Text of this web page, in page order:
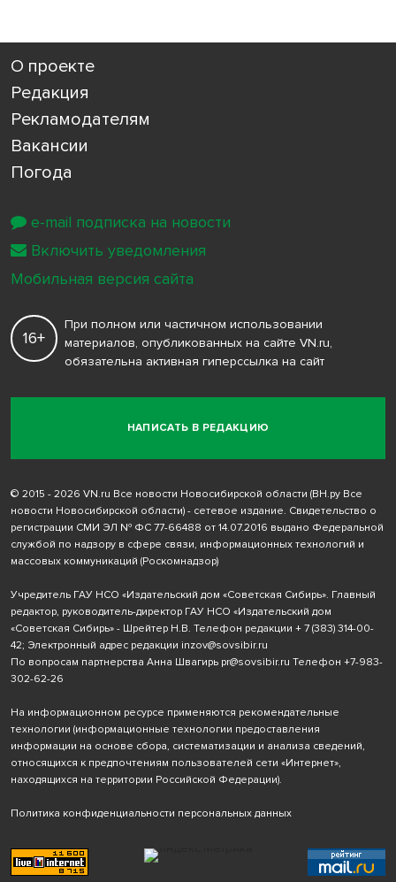
О проекте
Редакция
Рекламодателям
Вакансии
Погода
НАПИСАТЬ В РЕДАКЦИЮ
16+
При полном или частичном использовании
материалов, опубликованных на сайте VN.ru,
обязательна активная гиперссылка на сайт
© 2015 - 2026 VN.ru Все новости Новосибирской области (ВН.ру Все
новости Новосибирской области) - сетевое издание. Свидетельство о
регистрации СМИ ЭЛ № ФС 77-66488 от 14.07.2016 выдано Федеральной
службой по надзору в сфере связи, информационных технологий и
массовых коммуникаций (Роскомнадзор)
Учредитель ГАУ НСО «Издательский дом «Советская Сибирь». Главный
редактор, руководитель-директор ГАУ НСО «Издательский дом
«Советская Сибирь» - Шрейтер Н.В. Телефон редакции + 7 (383) 314-00-
42; Электронный адрес редакции inzov@sovsibir.ru
По вопросам партнерства Анна Швагирь pr@sovsibir.ru Телефон +7-983-
302-62-26
На информационном ресурсе применяются рекомендательные
технологии (информационные технологии предоставления
информации на основе сбора, систематизации и анализа сведений,
относящихся к предпочтениям пользователей сети «Интернет»,
находящихся на территории Российской Федерации).
Политика конфиденциальности персональных данных
e-mail подписка на новости
Включить уведомления
Мобильная версия сайта